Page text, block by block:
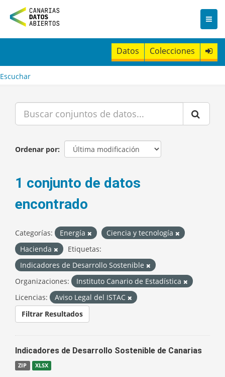
n
t
Datos Colecciones
Escuchar
Ordenar por
1 conjunto de datos
encontrado
Categorías: Energía
Ciencia y tecnología
Hacienda
Etiquetas:
Indicadores de Desarrollo Sostenible
Organizaciones:
Instituto Canario de Estadística
Licencias:
Aviso Legal del ISTAC
Filtrar Resultados
Indicadores de Desarrollo Sostenible de Canarias
ZIP XLSX